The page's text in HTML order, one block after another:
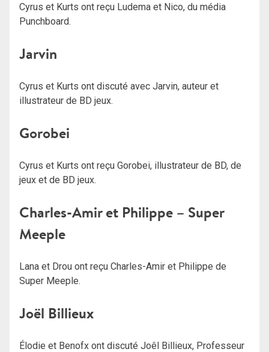
Cyrus et Kurts ont reçu Ludema et Nico, du média
Punchboard.
Jarvin
Cyrus et Kurts ont discuté avec Jarvin, auteur et
illustrateur de BD jeux.
Gorobei
Cyrus et Kurts ont reçu Gorobei, illustrateur de BD, de
jeux et de BD jeux.
Charles-Amir et Philippe – Super
Meeple
Lana et Drou ont reçu Charles-Amir et Philippe de
Super Meeple.
Joël Billieux
Élodie et Benofx ont discuté Joêl Billieux, Professeur